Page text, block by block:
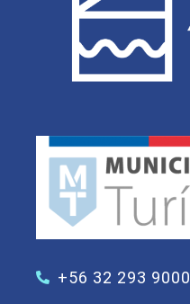
+56 32 293 9000